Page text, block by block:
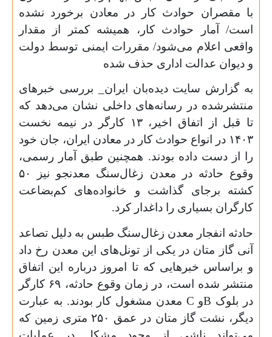
با مقصران حوادث کار در معادن برخورد نشده
است/ آمار حوادث کار، همیشه کمتر از مقدار
واقعی اعلام می‌شود/ مقررات ایمنی توسط دولت
و دیوان عدالت اداری حذف شده
به گزارش سایت دیده‌بان ایران_ بررسی خبرهای
منتشرشده در رسانه‌های داخلی نشان می‌دهد که
تا قبل از اتفاق اخیر،۱۳ کارگر در نیمه نخست
۱۴۰۳ در انواع حوادث کار در معادن ایران، جان خود
را از دست داده بودند. همچنین طبق آمار رسمی،
وقوع حادثه در معدن زغال‌سنگ معدنجو نیز
۵۰
کشته برجای گذاشت و خانواده‌های کم‌بضاعت
کارگران بسیاری را داغدار کرد.
حادثه انفجار معدن زغال‌سنگ طبس به دلیل تصاعد
آنی گاز متان در یکی از تونل‌های این معدن رخ داد
و براساس خبرهایی که تا امروز درباره این اتفاق
منتشر شده است، در زمان وقوع حادثه، ۶۹ کارگر
در بلوک Bو C معدن مشغول کار بودند. به عبارت
دیگر، نشت گاز متان در عمق ۲۵۰ متری زمین که